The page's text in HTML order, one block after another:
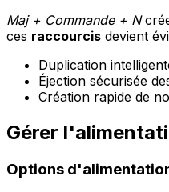
Maj + Commande + N
ces raccourcis devient
Duplication
Éjection sécurisée
Création rapide de
Gérer
Options